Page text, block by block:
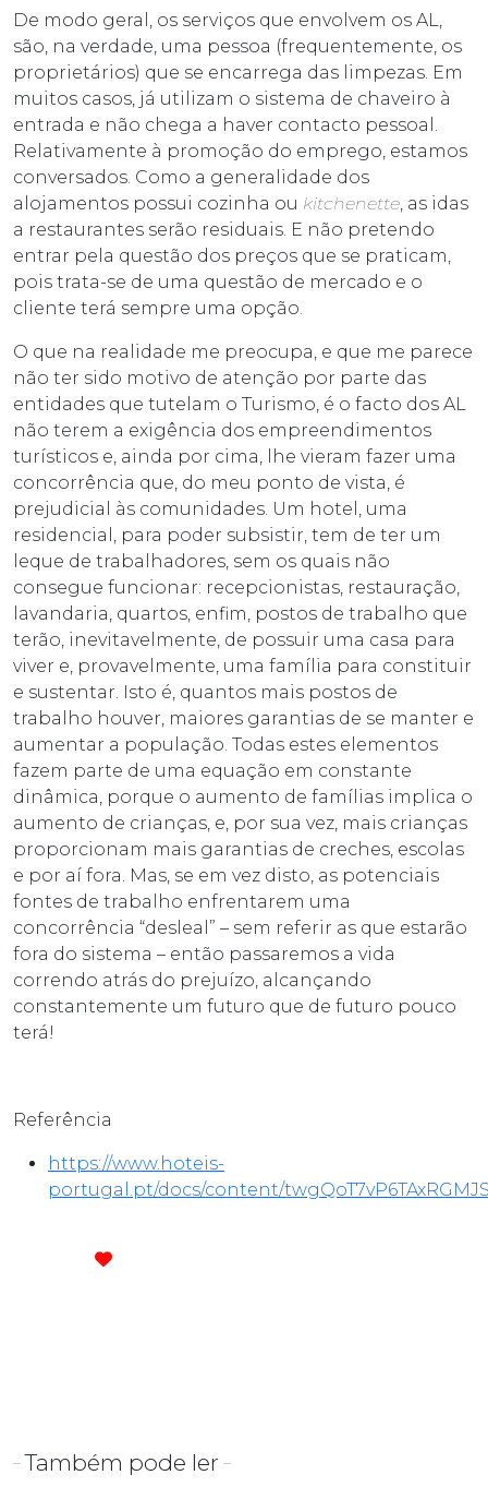
De modo geral, os serviços que envolvem os AL,
são, na verdade, uma pessoa (frequentemente, os
proprietários) que se encarrega das limpezas. Em
muitos casos, já utilizam o sistema de chaveiro à
entrada e não chega a haver contacto pessoal.
Relativamente à promoção do emprego, estamos
conversados. Como a generalidade dos
alojamentos possui cozinha ou kitchenette, as idas
a restaurantes serão residuais. E não pretendo
entrar pela questão dos preços que se praticam,
pois trata-se de uma questão de mercado e o
cliente terá sempre uma opção.
O que na realidade me preocupa, e que me parece
não ter sido motivo de atenção por parte das
entidades que tutelam o Turismo, é o facto dos AL
não terem a exigência dos empreendimentos
turísticos e, ainda por cima, lhe vieram fazer uma
concorrência que, do meu ponto de vista, é
prejudicial às comunidades. Um hotel, uma
residencial, para poder subsistir, tem de ter um
leque de trabalhadores, sem os quais não
consegue funcionar: recepcionistas, restauração,
lavandaria, quartos, enfim, postos de trabalho que
terão, inevitavelmente, de possuir uma casa para
viver e, provavelmente, uma família para constituir
e sustentar. Isto é, quantos mais postos de
trabalho houver, maiores garantias de se manter e
aumentar a população. Todas estes elementos
fazem parte de uma equação em constante
dinâmica, porque o aumento de famílias implica o
aumento de crianças, e, por sua vez, mais crianças
proporcionam mais garantias de creches, escolas
e por aí fora. Mas, se em vez disto, as potenciais
fontes de trabalho enfrentarem uma
concorrência “desleal” – sem referir as que estarão
fora do sistema – então passaremos a vida
correndo atrás do prejuízo, alcançando
constantemente um futuro que de futuro pouco
terá!
Referência
https://www.hoteis-
portugal.pt/docs/content/
Também pode ler